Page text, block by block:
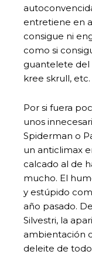
entretiene en
consigue ni
como si
guantelete del
kree skrull, etc.
Por si fuera
unos
Spiderman o
un anticlimax
calcado al de
mucho. El
y estúpido
año pasado.
Silvestri, la
ambientación
deleite de